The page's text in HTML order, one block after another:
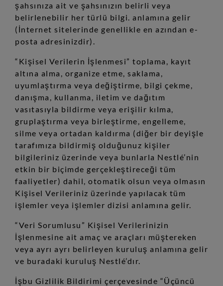
şahsınıza ait ve şahsınızın belirli veya
belirlenebilir her türlü bilgi. anlamına gelir
(İnternet sitelerinde genellikle en azından e-
posta adresinizdir).
“Kişisel Verilerin İşlenmesi” toplama, kayıt
altına alma, organize etme, saklama,
uyumlaştırma veya değiştirme, bilgi çekme,
danışma, kullanma, iletim ve dağıtım
vasıtasıyla bildirme veya erişilir kılma,
gruplaştırma veya birleştirme, engelleme,
silme veya ortadan kaldırma (diğer bir deyişle
tarafımıza bildirmiş olduğunuz kişiler
bilgileriniz üzerinde veya bunlarla Nestlé’nin
etkin bir biçimde gerçekleştireceği tüm
faaliyetler) dahil, otomatik olsun veya olmasın
Kişisel Verileriniz üzerinde yapılacak tüm
işlemler veya işlemler dizisi anlamına gelir.
“Veri Sorumlusu” Kişisel Verilerinizin
İşlenmesine ait amaç ve araçları müştereken
veya ayrı ayrı belirleyen kuruluş anlamına gelir
ve buradaki kuruluş Nestlé’dır.
İşbu Gizlilik Bildirimi çerçevesinde “Üçüncü